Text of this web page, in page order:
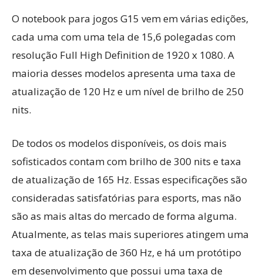
O notebook para jogos G15 vem em várias edições,
cada uma com uma tela de 15,6 polegadas com
resolução Full High Definition de 1920 x 1080. A
maioria desses modelos apresenta uma taxa de
atualização de 120 Hz e um nível de brilho de 250
nits.
De todos os modelos disponíveis, os dois mais
sofisticados contam com brilho de 300 nits e taxa
de atualização de 165 Hz. Essas especificações são
consideradas satisfatórias para esports, mas não
são as mais altas do mercado de forma alguma.
Atualmente, as telas mais superiores atingem uma
taxa de atualização de 360 ​​Hz, e há um protótipo
em desenvolvimento que possui uma taxa de